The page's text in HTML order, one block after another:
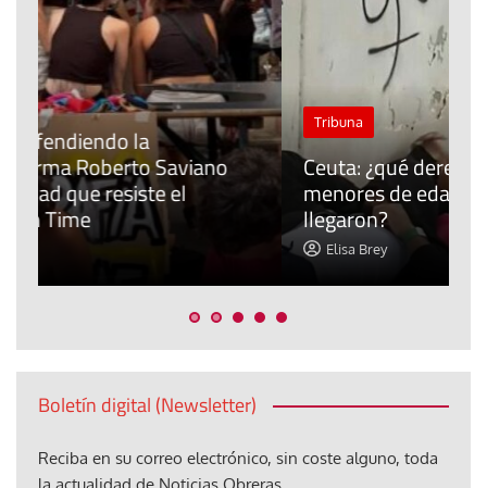
Tribuna
Ceuta: ¿qué derechos tienen los
menores de edad extranjeros que
llegaron?
Boletín digital (Newsletter)
Reciba en su correo electrónico, sin coste alguno, toda